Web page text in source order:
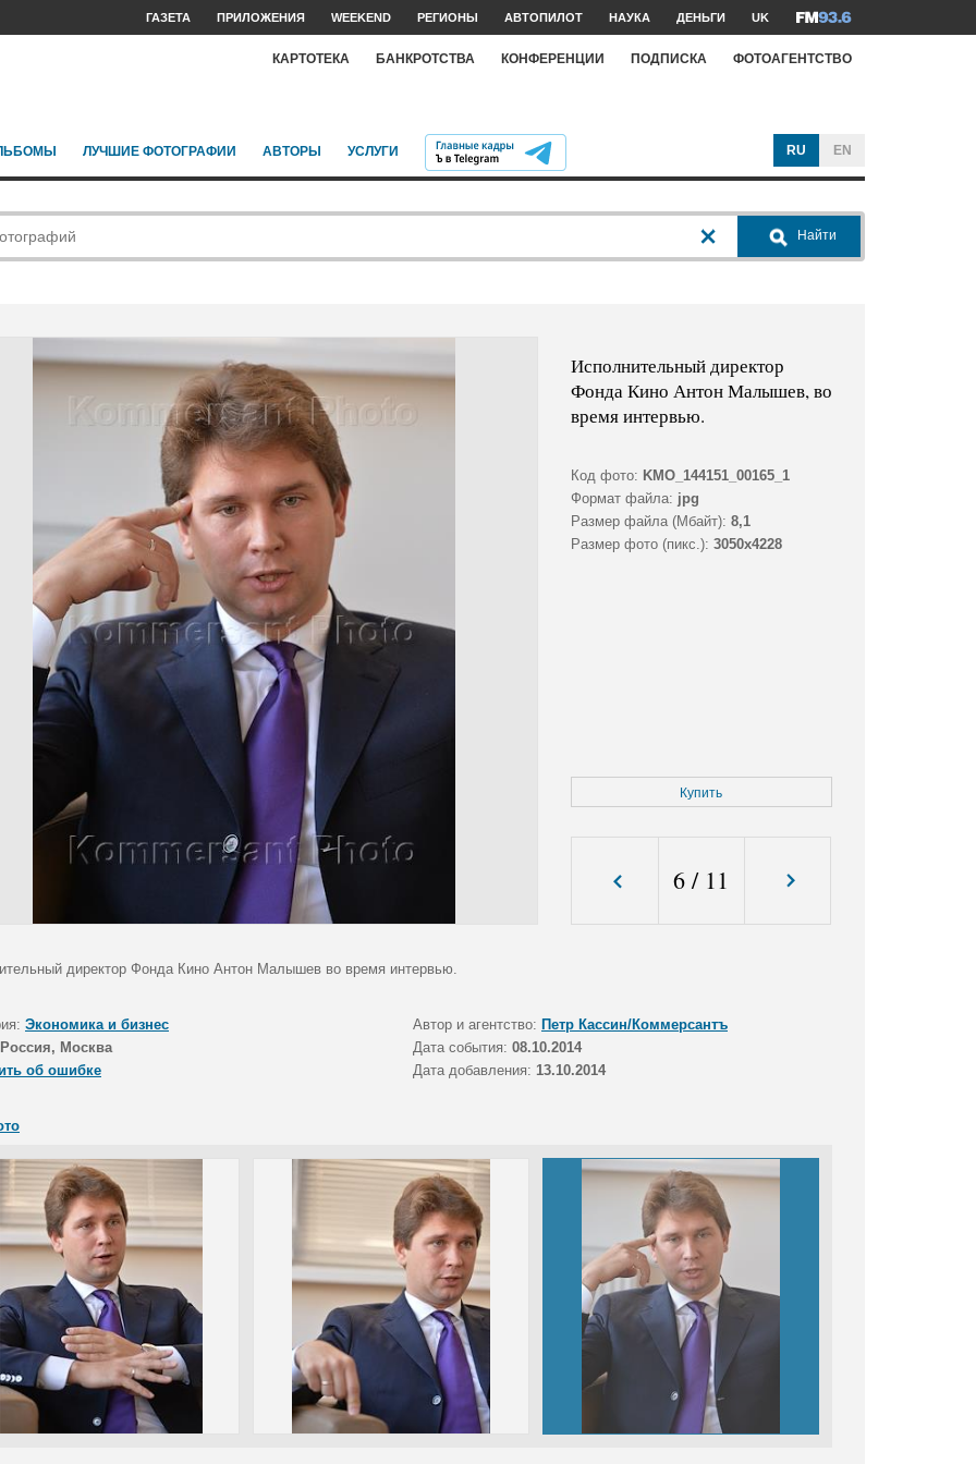
ГАЗЕТА ПРИЛОЖЕНИЯ WEEKEND РЕГИОНЫ АВТОПИЛОТ НАУКА ДЕНЬГИ UK
КАРТОТЕКА БАНКРОТСТВА КОНФЕРЕНЦИИ ПОДПИСКА ФОТОАГЕНТСТВО
ЛУЧШИЕ ФОТОГРАФИИ АВТОРЫ УСЛУГИ RU EN
Найти
Исполнительный директор
Фонда Кино Антон Малышев, во
время интервью.
Код фото: KMO_144151_00165_1
Формат файла: jpg
Размер файла (Мбайт): 8,1
Размер фото (пикс.): 3050x4228
Купить
6 / 11
директор Фонда Кино Антон Малышев во время интервью.
Экономика и бизнес Автор и агентство: Петр Кассин/Коммерсантъ
Россия, Москва Дата события: 08.10.2014
об ошибке
Дата добавления: 13.10.2014